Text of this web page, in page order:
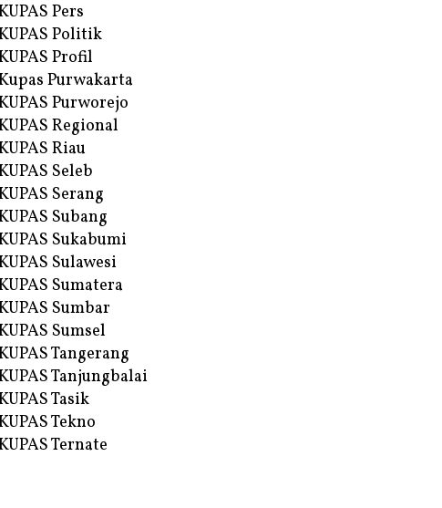
Pers
Politik
Profil
Purwakarta
Purworejo
Regional
Riau
Seleb
Serang
Subang
Sukabumi
Sulawesi
Sumatera
Sumbar
Sumsel
Tangerang
Tanjungbalai
Tasik
Tekno
Ternate